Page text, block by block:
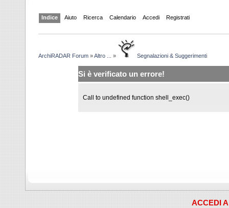
Indice Aiuto Ricerca Calendario Accedi Registrati
ArchiRADAR Forum »Altro ... » Segnalazioni & Suggerimenti
Si è verificato un errore!
Call to undefined function shell_exec()
ACCEDI